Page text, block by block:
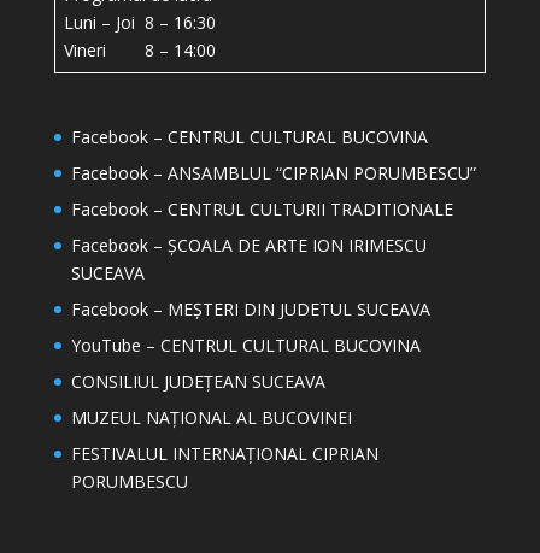
Luni – Joi 8 – 16:30
Vineri 8 – 14:00
Facebook – CENTRUL CULTURAL BUCOVINA
Facebook – ANSAMBLUL “CIPRIAN PORUMBESCU”
Facebook – CENTRUL CULTURII TRADITIONALE
Facebook – ȘCOALA DE ARTE ION IRIMESCU
SUCEAVA
Facebook – MEȘTERI DIN JUDETUL SUCEAVA
YouTube – CENTRUL CULTURAL BUCOVINA
CONSILIUL JUDEȚEAN SUCEAVA
MUZEUL NAȚIONAL AL BUCOVINEI
FESTIVALUL INTERNAȚIONAL CIPRIAN
PORUMBESCU